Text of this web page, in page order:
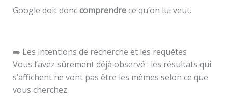
Google doit donccomprendrece qu’on lui veut.
➡️ Les intentions de recherche et les requêtes
Vous l’avez sûrement déjà observé : les résultats qui
s’affichent ne vont pas être les mêmes selon ce que
vous cherchez.